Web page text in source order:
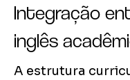
Integração
inglês
A estrutura